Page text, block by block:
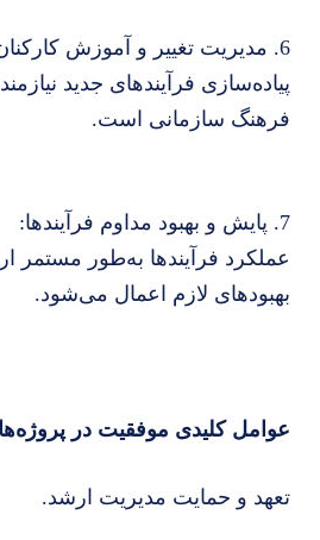
6. مدیریت تغییر و آموزش کارکنان:
پیاده‌سازی فرآیندهای جدید
فرهنگ سازمانی است.
7. پایش و بهبود مداوم فرآیندها:
عملکرد فرآیندها به‌طور مستمر
بهبودهای لازم اعمال می‌شود.
عوامل کلیدی موفقیت در
تعهد و حمایت مدیریت ارشد.